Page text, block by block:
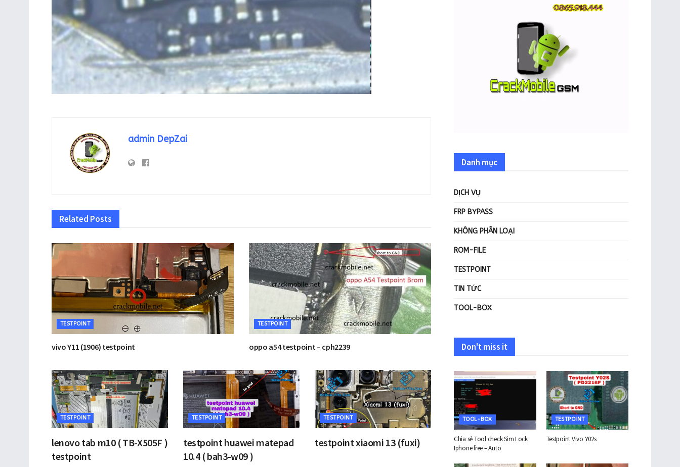
admin DepZai
Related Posts
TESTPOINT
vivo Y11 (1906) testpoint
TESTPOINT
oppo a54 testpoint – cph2239
TESTPOINT
lenovo tab m10 ( TB-X505F )
testpoint
TESTPOINT
testpoint huawei matepad
10.4 ( bah3-w09 )
TESTPOINT
testpoint xiaomi 13 (fuxi)
Danh mục
DỊCH VỤ
FRP BYPASS
KHÔNG PHÂN LOẠI
ROM-FILE
TESTPOINT
TIN TỨC
TOOL-BOX
Don't miss it
TOOL-BOX
Chia sẻ Tool check Sim Lock
Iphone free – Auto
TESTPOINT
Testpoint Vivo Y02s